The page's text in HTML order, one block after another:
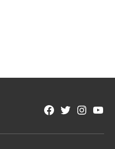
Facebook
Twitter